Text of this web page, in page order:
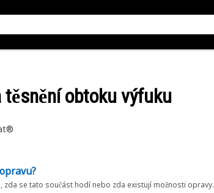
těsnění obtoku výfuku
zda se tato součást hodí nebo zda existují možnosti opravy.